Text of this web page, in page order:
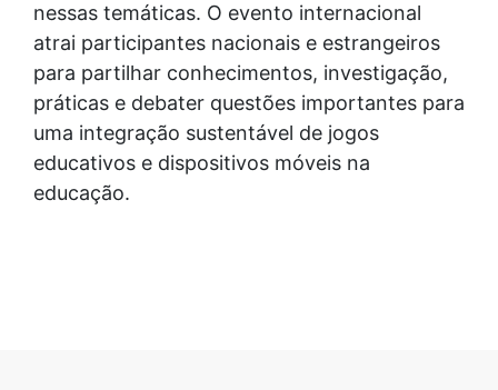
nessas temáticas. O evento internacional
atrai participantes nacionais e estrangeiros
para partilhar conhecimentos, investigação,
práticas e debater questões importantes para
uma integração sustentável de jogos
educativos e dispositivos móveis na
educação.